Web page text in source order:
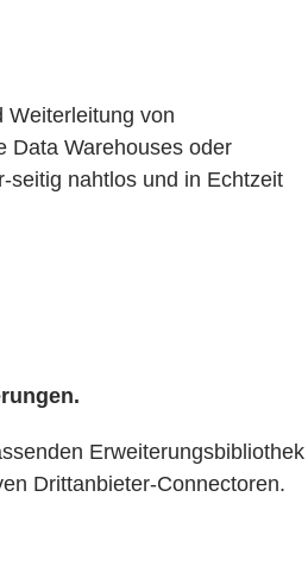
Weiterleitung von
Data Warehouses oder
seitig nahtlos und in Echtzeit
Erweiterungsbibliothek
Drittanbieter-Connectoren.